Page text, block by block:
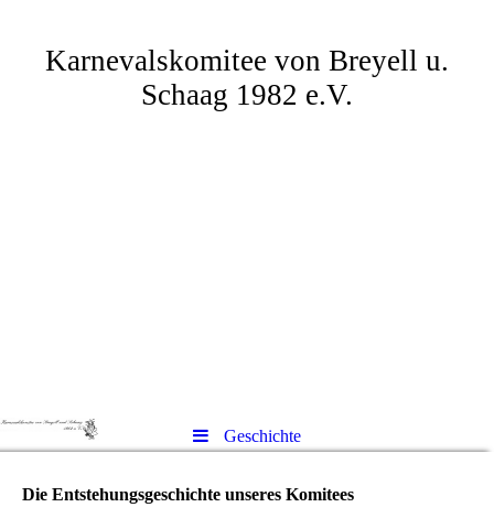
Karnevalskomitee von Breyell u.
Schaag 1982 e.V.
Geschichte
Die Entstehungsgeschichte unseres Komitees